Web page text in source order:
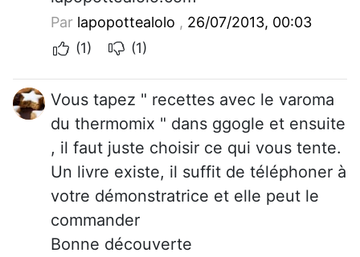
Par lapopottealolo , 26/07/2013, 00:03
(1)
(1)
Vous tapez " recettes avec le varoma
du thermomix " dans ggogle et ensuite
, il faut juste choisir ce qui vous tente.
Un livre existe, il suffit de téléphoner à
votre démonstratrice et elle peut le
commander
Bonne découverte